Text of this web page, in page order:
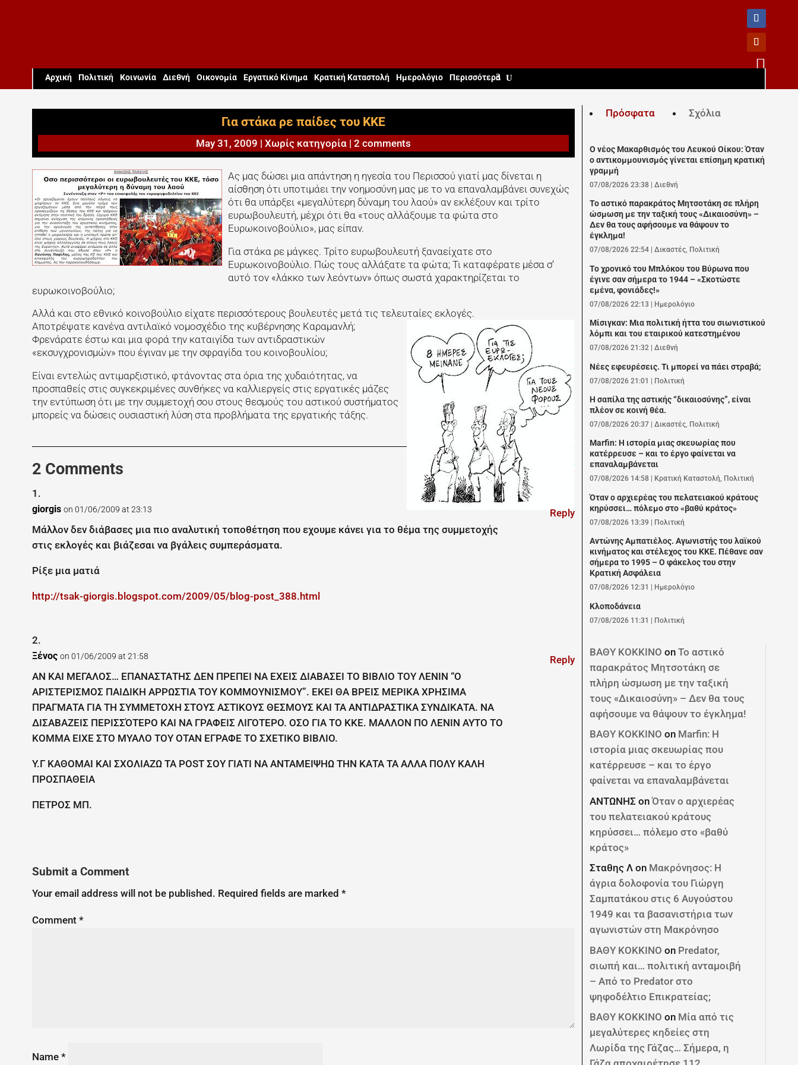

Aρχική Πολιτική Κοινωνία Διεθνή Οικονομία Εργατικό Κίνημα Κρατική Καταστολή Ημερολόγιο Περισσότερα
Για στάκα ρε παίδες του ΚΚΕ
May 31, 2009 | Χωρίς κατηγορία| 2 comments
Ας μας δώσει μια απάντηση η ηγεσία του Περισσού γιατί μας δίνεται η
αίσθηση ότι υποτιμάει την νοημοσύνη μας με το να επαναλαμβάνει συνεχώς
ότι θα υπάρξει «μεγαλύτερη δύναμη του λαού» αν εκλέξουν και τρίτο
ευρωβουλευτή, μέχρι ότι θα «τους αλλάξουμε τα φώτα στο
Ευρωκοινοβούλιο», μας είπαν.
Για στάκα ρε μάγκες. Τρίτο ευρωβουλευτή ξαναείχατε στο
Ευρωκοινοβούλιο. Πώς τους αλλάξατε τα φώτα; Τι καταφέρατε μέσα σ’
αυτό τον «λάκκο των λεόντων» όπως σωστά χαρακτηρίζεται το
ευρωκοινοβούλιο;
Αλλά και στο εθνικό κοινοβούλιο είχατε περισσότερους βουλευτές μετά τις τελευταίες εκλογές.
Αποτρέψατε κανένα αντιλαϊκό νομοσχέδιο της κυβέρνησης Καραμανλή;
Φρενάρατε έστω και μια φορά την καταιγίδα των αντιδραστικών
«εκσυγχρονισμών» που έγιναν με την σφραγίδα του κοινοβουλίου;
Είναι εντελώς αντιμαρξιστικό, φτάνοντας στα όρια της χυδαιότητας, να
προσπαθείς στις συγκεκριμένες συνθήκες να καλλιεργείς στις εργατικές μάζες
την εντύπωση ότι με την συμμετοχή σου στους θεσμούς του αστικού συστήματος
μπορείς να δώσεις ουσιαστική λύση στα προβλήματα της εργατικής τάξης.
2 Comments
giorgis on 01/06/2009 at 23:13
Μάλλον δεν διάβασες μια πιο αναλυτική τοποθέτηση που εχουμε κάνει για το θέμα της συμμετοχής
στις εκλογές και βιάζεσαι να βγάλεις συμπεράσματα.
Ρίξε μια ματιά
http://tsak-giorgis.blogspot.com/2009/05/blog-post_388.html
Reply
Ξένος on 01/06/2009 at 21:58
ΑΝ ΚΑΙ ΜΕΓΑΛΟΣ… ΕΠΑΝΑΣΤΑΤΗΣ ΔΕΝ ΠΡΕΠΕΙ ΝΑ ΕΧΕΙΣ ΔΙΑΒΑΣΕΙ ΤΟ ΒΙΒΛΙΟ ΤΟΥ ΛΕΝΙΝ “Ο
ΑΡΙΣΤΕΡΙΣΜΟΣ ΠΑΙΔΙΚΗ ΑΡΡΩΣΤΙΑ ΤΟΥ ΚΟΜΜΟΥΝΙΣΜΟΥ”. ΕΚΕΙ ΘΑ ΒΡΕΙΣ ΜΕΡΙΚΑ ΧΡΗΣΙΜΑ
ΠΡΑΓΜΑΤΑ ΓΙΑ ΤΗ ΣΥΜΜΕΤΟΧΗ ΣΤΟΥΣ ΑΣΤΙΚΟΥΣ ΘΕΣΜΟΥΣ ΚΑΙ ΤΑ ΑΝΤΙΔΡΑΣΤΙΚΑ ΣΥΝΔΙΚΑΤΑ. ΝΑ
ΔΙΣΑΒΑΖΕΙΣ ΠΕΡΙΣΣΌΤΕΡΟ ΚΑΙ ΝΑ ΓΡΑΦΕΙΣ ΛΙΓΟΤΕΡΟ. ΟΣΟ ΓΙΑ ΤΟ ΚΚΕ. ΜΑΛΛΟΝ ΠΟ ΛΕΝΙΝ ΑΥΤΟ ΤΟ
ΚΟΜΜΑ ΕΙΧΕ ΣΤΟ ΜΥΑΛΟ ΤΟΥ ΟΤΑΝ ΕΓΡΑΦΕ ΤΟ ΣΧΕΤΙΚΟ ΒΙΒΛΙΟ.
Υ.Γ ΚΑΘΟΜΑΙ ΚΑΙ ΣΧΟΛΙΑΖΩ ΤΑ POST ΣΟΥ ΓΙΑΤΙ ΝΑ ΑΝΤΑΜΕΙΨΗΩ ΤΗΝ ΚΑΤΑ ΤΑ ΑΛΛΑ ΠΟΛΥ ΚΑΛΗ
ΠΡΟΣΠΑΘΕΙΑ
ΠΕΤΡΟΣ ΜΠ.
Reply
Submit a Comment
Your email address will not be published. Required fields are marked *
Comment *
Name *
Πρόσφατα Σχόλια
Ο νέος Μακαρθισμός του Λευκού Οίκου: Όταν
ο αντικομμουνισμός γίνεται επίσημη κρατική
γραμμή
07/08/2026 23:38 |Διεθνή
Το αστικό παρακράτος Μητσοτάκη σε πλήρη
ώσμωση με την ταξική τους «Δικαιοσύνη» –
Δεν θα τους αφήσουμε να θάψουν το
έγκλημα!
07/08/2026 22:54 |Δικαστές, Πολιτική
Το χρονικό του Μπλόκου του Βύρωνα που
έγινε σαν σήμερα το 1944 – «Σκοτώστε
εμένα, φονιάδες!»
07/08/2026 22:13 | Ημερολόγιο
Μίσιγκαν: Μια πολιτική ήττα του σιωνιστικού
λόμπι και του εταιρικού κατεστημένου
07/08/2026 21:32 |Διεθνή
Νέες εφευρέσεις. Τι μπορεί να πάει στραβά;
07/08/2026 21:01 | Πολιτική
Η σαπίλα της αστικής “δικαιοσύνης”, είναι
πλέον σε κοινή θέα.
07/08/2026 20:37 |Δικαστές, Πολιτική
Marfin: Η ιστορία μιας σκευωρίας που
κατέρρευσε – και το έργο φαίνεται να
επαναλαμβάνεται
07/08/2026 14:58 Κρατική Καταστολή, Πολιτική
Όταν ο αρχιερέας του πελατειακού κράτους
κηρύσσει… πόλεμο στο «βαθύ κράτος»
07/08/2026 13:39 | Πολιτική
Αντώνης Αμπατιέλος. Αγωνιστής του λαϊκού
κινήματος και στέλεχος του ΚΚΕ. Πέθανε σαν
σήμερα το 1995 – Ο φάκελος του στην
Κρατική Ασφάλεια
07/08/2026 12:31 Ημερολόγιο
Κλοποδάνεια
07/08/2026 11:31 | Πολιτική
ΒΑΘΥ ΚΟΚΚΙΝΟ onΤο αστικό
παρακράτος Μητσοτάκη σε
πλήρη ώσμωση με την ταξική
τους «Δικαιοσύνη» – Δεν θα τους
αφήσουμε να θάψουν το έγκλημα!
ΒΑΘΥ ΚΟΚΚΙΝΟ on Marfin: Η
ιστορία μιας σκευωρίας που
κατέρρευσε – και το έργο
φαίνεται να επαναλαμβάνεται
ΑΝΤΩΝΗΣ onΌταν ο αρχιερέας
του πελατειακού κράτους
κηρύσσει… πόλεμο στο «βαθύ
κράτος»
Σταθης Λ on Μακρόνησος: Η
άγρια δολοφονία του Γιώργη
Σαμπατάκου στις 6 Αυγούστου
1949 και τα βασανιστήρια των
αγωνιστών στη Μακρόνησο
ΒΑΘΥ ΚΟΚΚΙΝΟ on Predator,
σιωπή και… πολιτική ανταμοιβή
– Από το Predator στο
ψηφοδέλτιο Επικρατείας;
ΒΑΘΥ ΚΟΚΚΙΝΟ on Μία από τις
μεγαλύτερες κηδείες στη
Λωρίδα της Γάζας… Σήμερα, η